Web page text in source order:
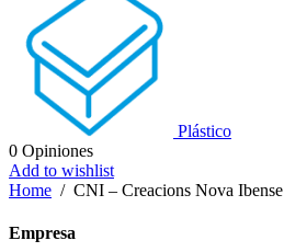
Plástico
0 Opiniones
Add to wishlist
Home / CNI – Creacions Nova Ibense
Empresa